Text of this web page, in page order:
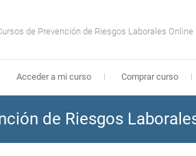
de Prevención de Riesgos Laborales Online
Acceder a mi curso Comprar curso
de Riesgos